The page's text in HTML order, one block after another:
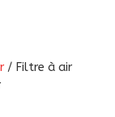
/ Filtre à air